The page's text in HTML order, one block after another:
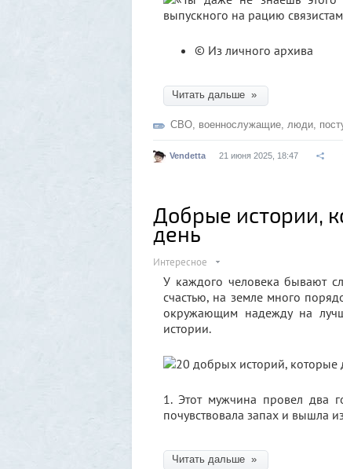
© Из личного архива
Читать дальше »
СВО, военнослужащие, люди,
Vendetta 21 июня 2025, 18:47
Добрые истории,
день
Интересное
У каждого человека бывают
счастью, на земле много
окружающим надежду на
истории.
1. Этот мужчина провел два
почувствовала запах и вышла
Читать дальше »